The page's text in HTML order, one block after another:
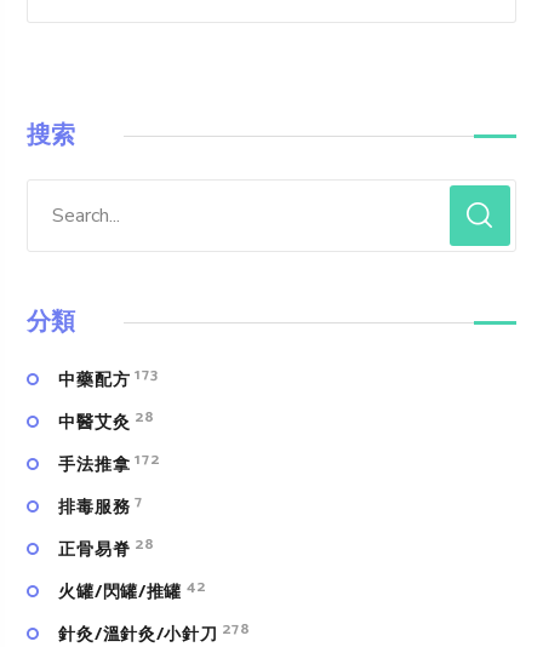
搜索
分類
中藥配方 173
中醫艾灸 28
手法推拿 172
排毒服務 7
正骨易脊 28
火罐/閃罐/推罐 42
針灸/溫針灸/小針刀 278